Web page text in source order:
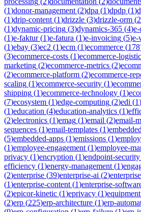
(1)donor-management (2)dpa (1)dpdp (1)
(1)drip-content (1)drizzle (3)drizzle-orm (2
(1)dynamic-pricing (3)dynamics-365 (4)
(1)e-faktur(1)e-fatura (1)e-invoicing (5)e-
(1)ebay (3)ec2 (1)ecm (1)ecommerce (178
(3)ecommerce-costs (1)ecommerce-
marketing (2)ecommerce-metrics (2)
(2)ecommerce-platform (2)ecommerce-
scaling (1)ecommerce-security (1)
shipping (1)ecommerce-technology (1)
(7)ecosystem (1)edge-computing (2)edi (1)
(1)education (4)education-analytics (1)
(2)electronics (1)emag (1)email (2)email-
sequences (1)email-templates (1)embedded
(5)embedded-apps (1)emissions (1)
(1)employee-engagement (1)employee-
privacy (1)encryption (1)endpoint-security
efficiency (1)energy-management (1)
(2)enterprise (39)enterprise-ai (2)
(1)enterprise-content (1)enterprise-
(2)epicor-kinetic (1)eprivacy (1)equipment
(2)erp (225)erp-architecture (1)erp-